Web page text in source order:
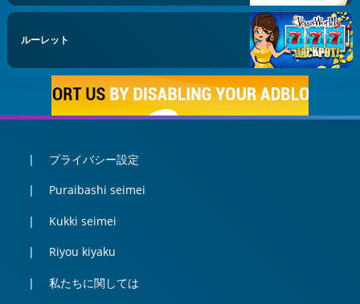
ルーレット
プライバシー設定
Puraibashi seimei
Kukki seimei
Riyou kiyaku
私たちに関しては